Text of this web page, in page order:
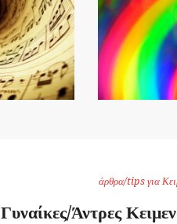
άρθρα/tips για
Γυναίκες/Άντρες